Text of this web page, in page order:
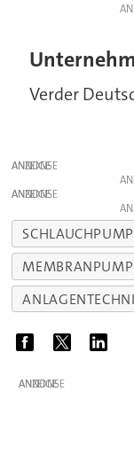
Verder
ANZEIGE
ANZEIGE
ANZEIGE